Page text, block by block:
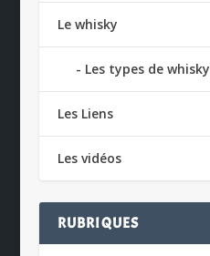
Le whisky
Les types de whisky
Les Liens
Les vidéos
RUBRIQUES